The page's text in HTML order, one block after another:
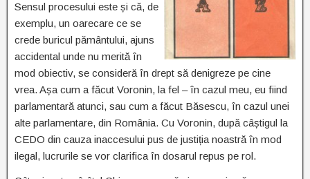
Sensul procesului este și că, de
exemplu, un oarecare ce se
crede buricul pământului, ajuns
accidental unde nu merită în
mod obiectiv, se consideră în drept să denigreze pe cine
vrea. Așa cum a făcut Voronin, la fel – în cazul meu, eu fiind
parlamentară atunci, sau cum a făcut Băsescu, în cazul unei
alte parlamentare, din România. Cu Voronin, după câștigul la
CEDO din cauza inaccesului pus de justiția noastră în mod
ilegal, lucrurile se vor clarifica în dosarul repus pe rol.